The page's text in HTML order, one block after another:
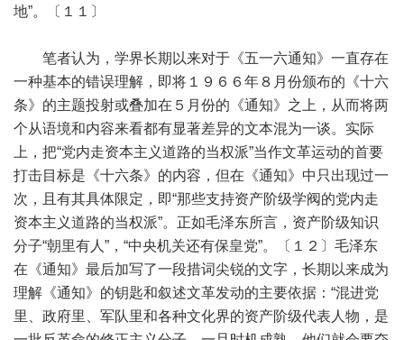
地”。〔１１〕
笔者认为，学界长期以来对于《五一六通知》一直存在
一种基本的错误理解，即将１９６６年８月份颁布的《十六
条》的主题投射或叠加在５月份的《通知》之上，从而将两
个从语境和内容来看都有显著差异的文本混为一谈。实际
上，把“党内走资本主义道路的当权派”当作文革运动的首要
打击目标是《十六条》的内容，但在《通知》中只出现过一
次，且有其具体限定，即“那些支持资产阶级学阀的党内走
资本主义道路的当权派”。正如毛泽东所言，资产阶级知识
分子“朝里有人”，“中央机关还有保皇党”。〔１２〕毛泽东
在《通知》最后加写了一段措词尖锐的文字，长期以来成为
理解《通知》的钥匙和叙述文革发动的主要依据：“混进党
里、政府里、军队里和各种文化界的资产阶级代表人物，是